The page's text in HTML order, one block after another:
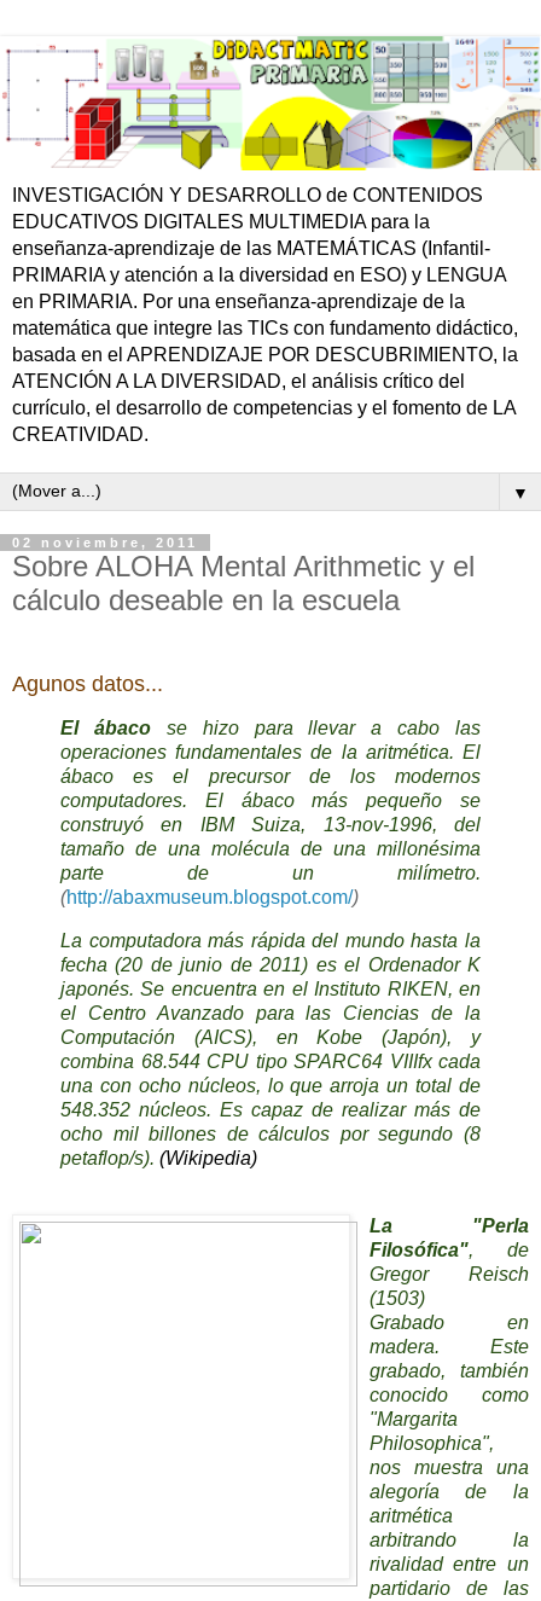
INVESTIGACIÓN Y DESARROLLO de CONTENIDOS
EDUCATIVOS DIGITALES MULTIMEDIA para la
enseñanza-aprendizaje de las MATEMÁTICAS (Infantil-
PRIMARIA y atención a la diversidad en ESO) y LENGUA
en PRIMARIA. Por una enseñanza-aprendizaje de la
matemática que integre las TICs con fundamento didáctico,
basada en el APRENDIZAJE POR DESCUBRIMIENTO, la
ATENCIÓN A LA DIVERSIDAD, el análisis crítico del
currículo, el desarrollo de competencias y el fomento de LA
CREATIVIDAD.
▼
02 noviembre, 2011
Sobre ALOHA Mental Arithmetic y el
cálculo deseable en la escuela
Agunos datos...
El ábacose hizo para llevar a cabo las
operaciones fundamentales de la aritmética. El
ábaco es el precursor de los modernos
computadores. El ábaco más pequeño se
construyó en IBM Suiza, 13-nov-1996, del
tamaño de una molécula de una millonésima
parte de un milímetro.
(http://abaxmuseum.blogspot.com/)
La computadora más rápida del mundo hasta la
fecha (20 de junio de 2011) es el Ordenador K
japonés. Se encuentra en el Instituto RIKEN, en
el Centro Avanzado para las Ciencias de la
Computación (AICS), en Kobe (Japón), y
combina 68.544 CPU tipo SPARC64 VIIIfx cada
una con ocho núcleos, lo que arroja un total de
548.352 núcleos. Es capaz de realizar más de
ocho mil billones de cálculos por segundo (8
petaflop/s). (Wikipedia)
La "Perla
Filosófica", de
Gregor Reisch
(1503)
Grabado en
madera. Este
grabado, también
conocido como
"Margarita
Philosophica",
nos muestra una
alegoría de la
aritmética
arbitrando la
rivalidad entre un
partidario de las